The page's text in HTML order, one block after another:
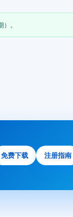
。
免费下载 注册指南